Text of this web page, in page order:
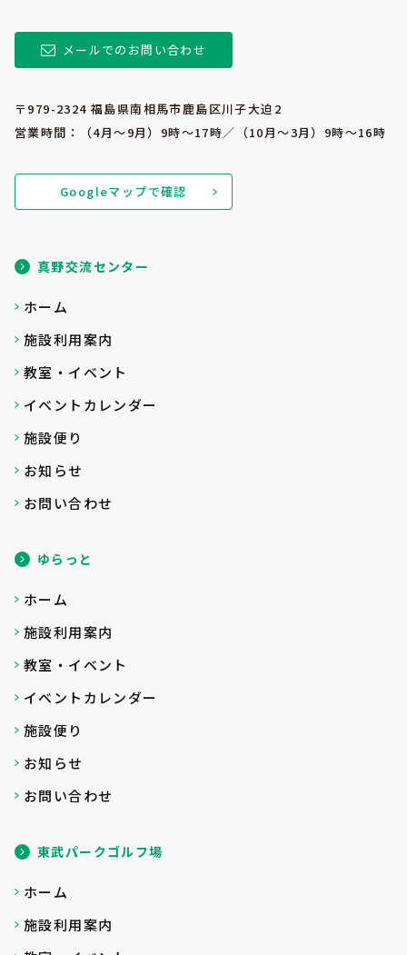
メールでのお問い合わせ
〒979-2324 福島県南相馬市鹿島区川子大迫2
営業時間：（4月～9月）9時～17時／（10月～3月）9時～16時
Googleマップで確認
真野交流センター
ホーム
施設利用案内
教室・イベント
イベントカレンダー
施設便り
お知らせ
お問い合わせ
ゆらっと
ホーム
施設利用案内
教室・イベント
イベントカレンダー
施設便り
お知らせ
お問い合わせ
東武パークゴルフ場
ホーム
施設利用案内